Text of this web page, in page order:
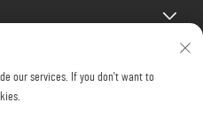
Jimei, Xiamen
our services. If you don't want to